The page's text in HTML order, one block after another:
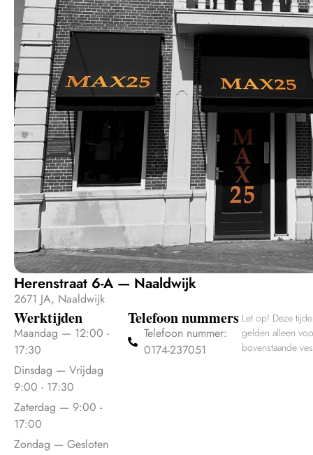
Herenstraat 6-A — Naaldwijk
2671 JA, Naaldwijk
Werktijden
Maandag — 12:00 -
17:30
Dinsdag — Vrijdag
9:00 - 17:30
Zaterdag — 9:00 -
17:00
Zondag — Gesloten
Telefoon nummers
Telefoon nummer:
0174-237051
Let op! Deze
gelden alleen
bovenstaande